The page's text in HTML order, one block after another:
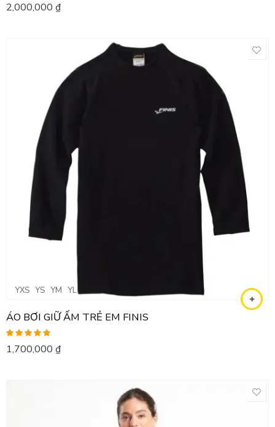
Được xếp
hạng5.00 5
2,000,000 ₫
YXS YS YM YL
ÁO BƠI GIỮ ẤM TRẺ EM FINIS
Được xếp
hạng5.00 5
1,700,000 ₫